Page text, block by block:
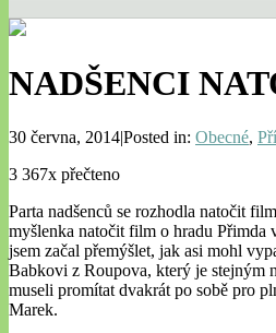
NADŠENCI
30 června, 2014|Posted in: Obecné,
3 367x přečteno
Parta nadšenců se rozhodla natočit
myšlenka natočit film o hradu Přimda
jsem začal přemýšlet, jak asi mohl
Babkovi z Roupova, který je stejným
museli promítat dvakrát po sobě pro
Marek.